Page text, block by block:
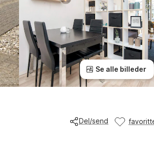
Se alle billeder
Del/send